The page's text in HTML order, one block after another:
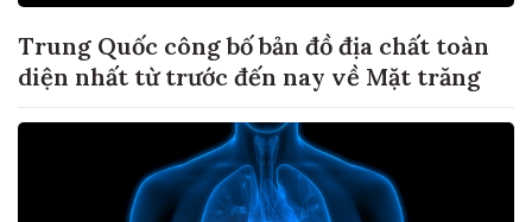
Trung Quốc công bố bản đồ địa chất toàn
diện nhất từ trước đến nay về Mặt trăng